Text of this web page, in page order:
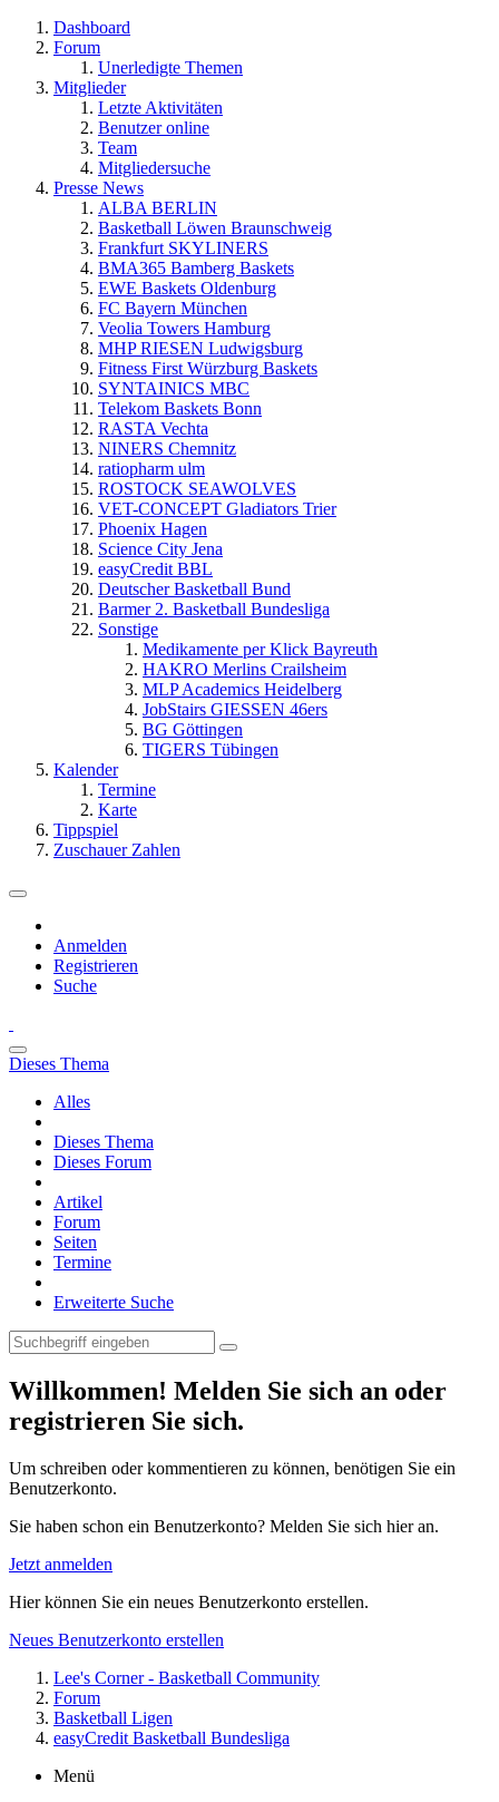
Dashboard
Forum
Unerledigte Themen
Mitglieder
Letzte Aktivitäten
Benutzer online
Team
Mitgliedersuche
Presse News
ALBA BERLIN
Basketball Löwen Braunschweig
Frankfurt SKYLINERS
BMA365 Bamberg Baskets
EWE Baskets Oldenburg
FC Bayern München
Veolia Towers Hamburg
MHP RIESEN Ludwigsburg
Fitness First Würzburg Baskets
SYNTAINICS MBC
Telekom Baskets Bonn
RASTA Vechta
NINERS Chemnitz
ratiopharm ulm
ROSTOCK SEAWOLVES
VET-CONCEPT Gladiators Trier
Phoenix Hagen
Science City Jena
easyCredit BBL
Deutscher Basketball Bund
Barmer 2. Basketball Bundesliga
Sonstige
Medikamente per Klick Bayreuth
HAKRO Merlins Crailsheim
MLP Academics Heidelberg
JobStairs GIESSEN 46ers
BG Göttingen
TIGERS Tübingen
Kalender
Termine
Karte
Tippspiel
Zuschauer Zahlen
Anmelden
Registrieren
Suche
Dieses Thema
Alles
Dieses Thema
Dieses Forum
Artikel
Forum
Seiten
Termine
Erweiterte Suche
Willkommen! Melden Sie sich an oder
registrieren Sie sich.
Um schreiben oder kommentieren zu können, benötigen Sie ein
Benutzerkonto.
Sie haben schon ein Benutzerkonto? Melden Sie sich hier an.
Jetzt anmelden
Hier können Sie ein neues Benutzerkonto erstellen.
Neues Benutzerkonto erstellen
Lee's Corner - Basketball Community
Forum
Basketball Ligen
easyCredit Basketball Bundesliga
Menü